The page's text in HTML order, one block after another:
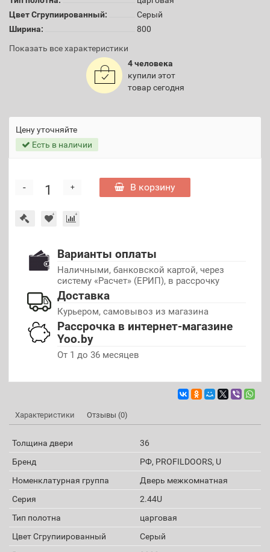
Цвет Сгрупиированный:
Серый
Ширина:
800
Показать все характеристики
4 человека
купили этот
товар сегодня
Цену уточняйте
Есть в наличии
+
- В корзину
Варианты оплаты
Наличными, банковской картой, через
систему «Расчет» (ЕРИП), в рассрочку
Доставка
Курьером, самовывоз из магазина
Рассрочка в интернет-магазине
Yoo.by
От 1 до 36 месяцев
Характеристики Отзывы (0)
Толщина двери
36
Бренд
РФ, PROFILDOORS, U
Номенклатурная группа
Дверь межкомнатная
Серия
2.44U
Тип полотна
царговая
Цвет Сгрупиированный
Серый